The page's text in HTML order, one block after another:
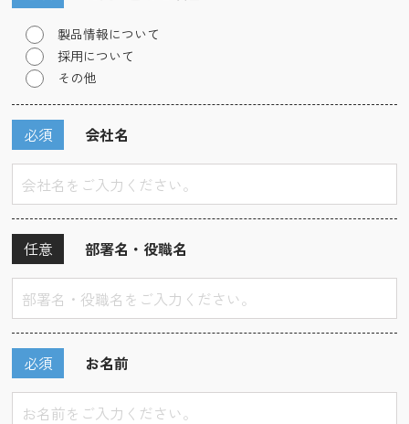
製品情報について
採用について
その他
会社名
必須
部署名・役職名
任意
お名前
必須